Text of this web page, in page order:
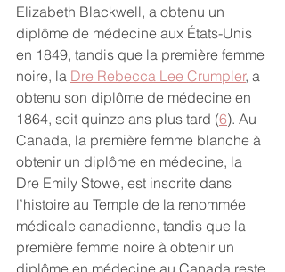
Elizabeth Blackwell, a obtenu un
diplôme de médecine aux États-Unis
en 1849, tandis que la première femme
noire, la Dre Rebecca Lee Crumpler, a
obtenu son diplôme de médecine en
1864, soit quinze ans plus tard (6). Au
Canada, la première femme blanche à
obtenir un diplôme en médecine, la
Dre Emily Stowe, est inscrite dans
l’histoire au Temple de la renommée
médicale canadienne, tandis que la
première femme noire à obtenir un
diplôme en médecine au Canada reste